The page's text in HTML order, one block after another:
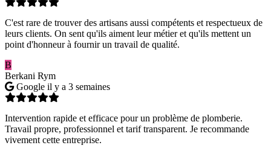
C'est rare de trouver des artisans aussi compétents et respectueux de
leurs clients. On sent qu'ils aiment leur métier et qu'ils mettent un
point d'honneur à fournir un travail de qualité.
B
Berkani Rym
Google il y a 3 semaines
Intervention rapide et efficace pour un problème de plomberie.
Travail propre, professionnel et tarif transparent. Je recommande
vivement cette entreprise.